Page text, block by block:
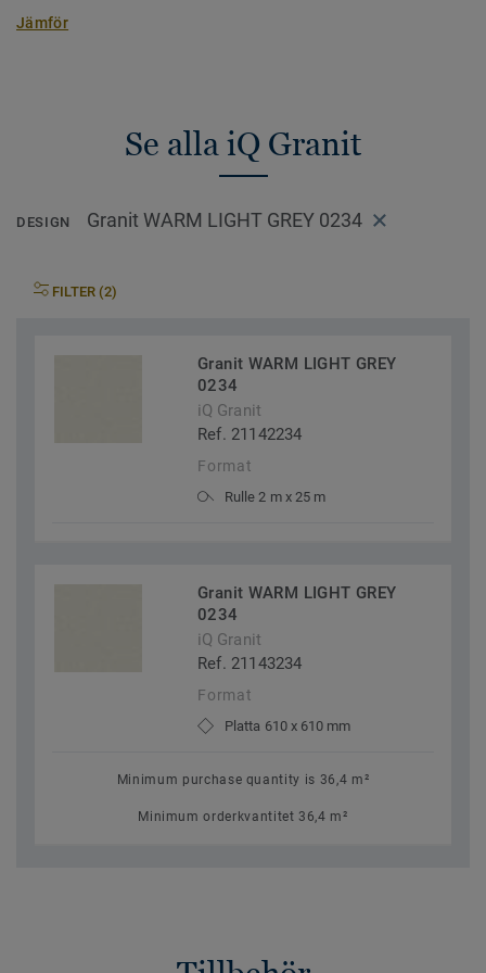
Jämför
Se alla iQ Granit
DESIGN Granit WARM LIGHT GREY 0234
FILTER (2)
Granit WARM LIGHT GREY
0234
iQ Granit
Ref. 21142234
Format
Rulle 2 m x 25 m
Granit WARM LIGHT GREY
0234
iQ Granit
Ref. 21143234
Format
Platta 610 x 610 mm
Minimum purchase quantity is 36,4 m²
Minimum orderkvantitet 36,4 m²